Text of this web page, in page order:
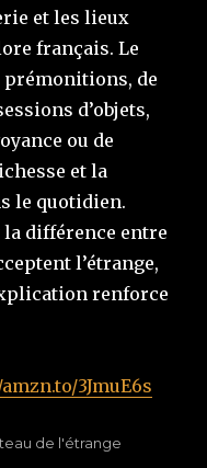
et les lieux
français. Le
de
d’objets,
ou de
et la
le quotidien.
la différence entre
l’étrange,
renforce
3JmuE6s
de l'étrange